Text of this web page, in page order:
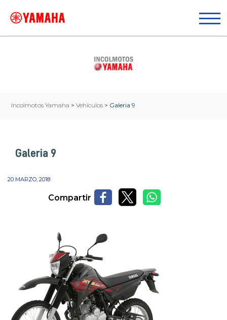
Incolmotos Yamaha > Vehículos > Galeria 9
Galeria 9
20 MARZO, 2018
Compartir